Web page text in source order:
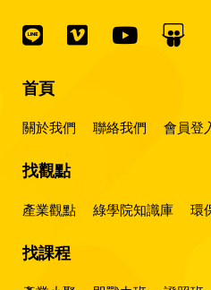
首頁
關於我們 聯絡我們 會員登
找觀點
產業觀點 綠學院知識庫 環
找課程